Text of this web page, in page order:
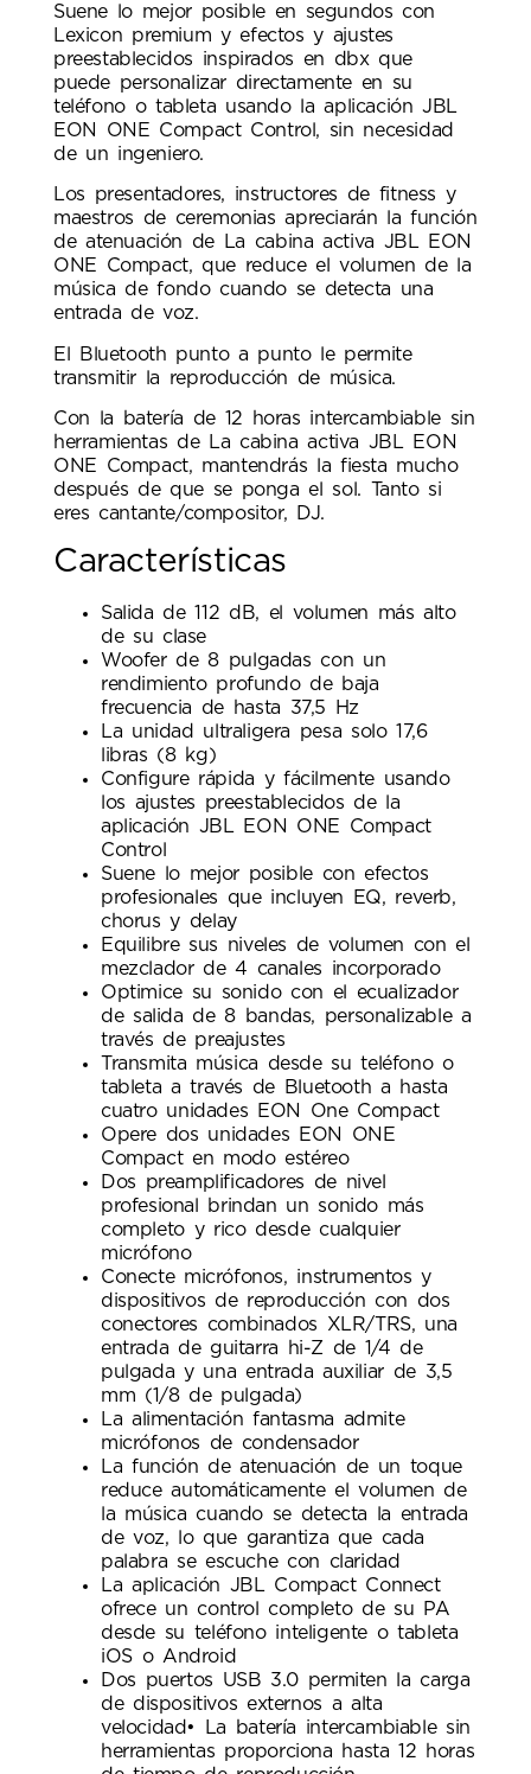
Suene lo mejor posible en segundos con
Lexicon premium y efectos y ajustes
preestablecidos inspirados en dbx que
puede personalizar directamente en su
teléfono o tableta usando la aplicación JBL
EON ONE Compact Control, sin necesidad
de un ingeniero.
Los presentadores, instructores de fitness y
maestros de ceremonias apreciarán la función
de atenuación de La cabina activa JBL EON
ONE Compact, que reduce el volumen de la
música de fondo cuando se detecta una
entrada de voz.
El Bluetooth punto a punto le permite
transmitir la reproducción de música.
Con la batería de 12 horas intercambiable sin
herramientas de La cabina activa JBL EON
ONE Compact, mantendrás la fiesta mucho
después de que se ponga el sol. Tanto si
eres cantante/compositor, DJ.
Características
Salida de 112 dB, el volumen más alto
de su clase
Woofer de 8 pulgadas con un
rendimiento profundo de baja
frecuencia de hasta 37,5 Hz
La unidad ultraligera pesa solo 17,6
libras (8 kg)
Configure rápida y fácilmente usando
los ajustes preestablecidos de la
aplicación JBL EON ONE Compact
Control
Suene lo mejor posible con efectos
profesionales que incluyen EQ, reverb,
chorus y delay
Equilibre sus niveles de volumen con el
mezclador de 4 canales incorporado
Optimice su sonido con el ecualizador
de salida de 8 bandas, personalizable a
través de preajustes
Transmita música desde su teléfono o
tableta a través de Bluetooth a hasta
cuatro unidades EON One Compact
Opere dos unidades EON ONE
Compact en modo estéreo
Dos preamplificadores de nivel
profesional brindan un sonido más
completo y rico desde cualquier
micrófono
Conecte micrófonos, instrumentos y
dispositivos de reproducción con dos
conectores combinados XLR/TRS, una
entrada de guitarra hi-Z de 1/4 de
pulgada y una entrada auxiliar de 3,5
mm (1/8 de pulgada)
La alimentación fantasma admite
micrófonos de condensador
La función de atenuación de un toque
reduce automáticamente el volumen de
la música cuando se detecta la entrada
de voz, lo que garantiza que cada
palabra se escuche con claridad
La aplicación JBL Compact Connect
ofrece un control completo de su PA
desde su teléfono inteligente o tableta
iOS o Android
Dos puertos USB 3.0 permiten la carga
de dispositivos externos a alta
velocidad• La batería intercambiable sin
herramientas proporciona hasta 12 horas